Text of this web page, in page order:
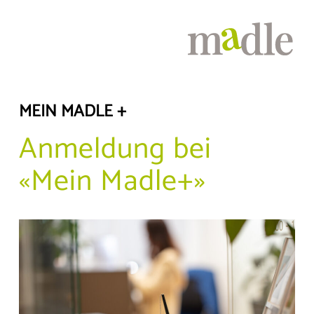
MEIN MADLE +
Anmeldung bei
«Mein Madle+»